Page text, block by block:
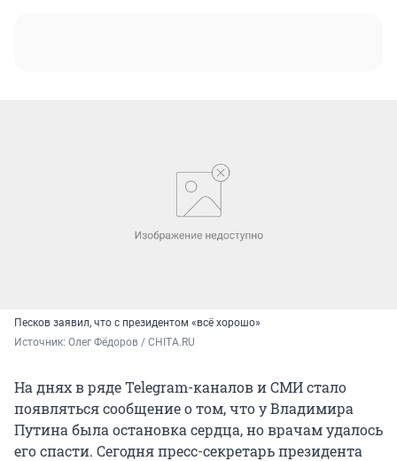
Песков заявил, что с президентом «всё хорошо»
Источник: Олег Фёдоров / CHITA.RU
На днях в ряде Telegram-каналов и СМИ стало
появляться сообщение о том, что у Владимира
Путина была остановка сердца, но врачам удалось
его спасти. Сегодня пресс-секретарь президента